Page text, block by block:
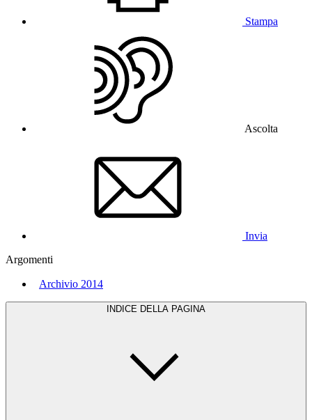
Stampa
Ascolta
Invia
Argomenti
Archivio 2014
INDICE DELLA PAGINA